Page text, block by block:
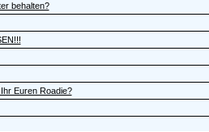
behalten?
Euren Roadie?